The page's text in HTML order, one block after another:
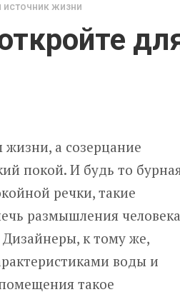
источник жизни
а созерцание
покой. И будь то
речки, такие
размышления человека
Дизайнеры, к тому же,
воды и
такое